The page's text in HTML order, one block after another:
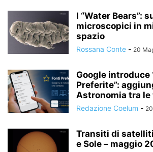
I “Water Bears”:
microscopici in
spazio
Rossana Conte - 20
Google introduce
Preferite”:
Astronomia tra
Redazione Coelum -
Transiti di
e Sole – maggio